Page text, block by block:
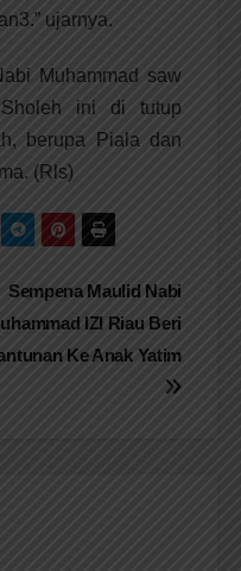
ujarnya.
Muhammad saw
ini di tutup
berupa Piala dan
(Rls)
Sempena Maulid Nabi
IZI Riau Beri
Ke Anak Yatim